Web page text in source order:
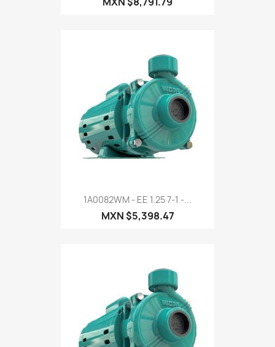
1A0082WM - EE 1.25 7-1 -...
MXN $5,398.47